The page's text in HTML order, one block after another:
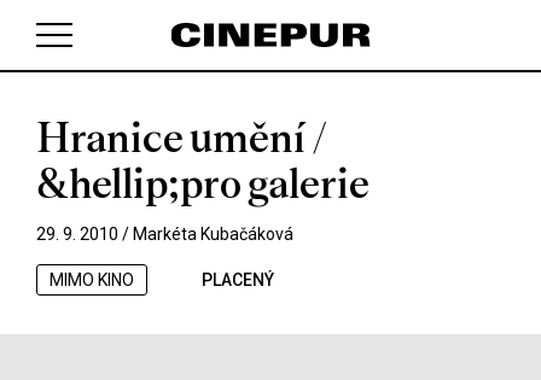
V košíku zatím nemáte žádné položky.
Hranice umění /
&hellip;pro galerie
29. 9. 2010 / Markéta Kubačáková
MIMO KINO PLACENÝ